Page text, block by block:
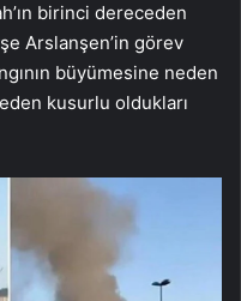
birinci dereceden
Arslanşen’in görev
büyümesine neden
kusurlu oldukları